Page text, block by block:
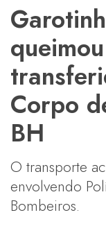
Corpo
BH
O transporte
envolvendo
Bombeiros.